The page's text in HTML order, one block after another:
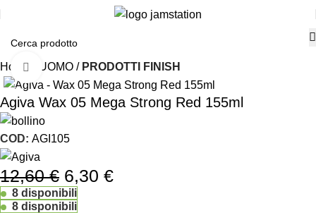
Home UOMO PRODOTTI FINISH
-50%
Click to enlarge
Agiva Wax 05 Mega Strong Red 155ml
COD: AGI105
12,60€ 6,30 €
8 disponibili
8 disponibili